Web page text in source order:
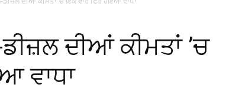
Air
ਦੀਆਂ ਕੀਮਤਾਂ ’ਚ
ਵਾਧਾ